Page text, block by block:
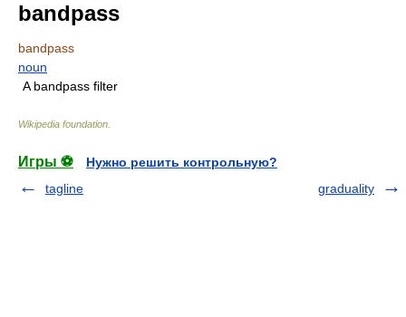
bandpass
bandpass
noun
A bandpass filter
Wikipedia foundation
Игры ⚽
Нужно решить контрольную?
tagline
graduality